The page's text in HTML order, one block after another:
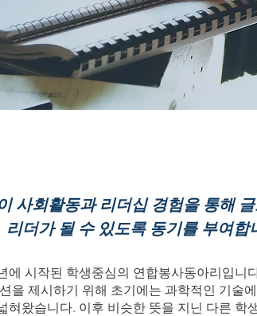
사회활동과 리더십 경험을 통해
리더가 될 수 있도록 동기를 부여합
에 시작된 학생중심의 연합봉사동아리입니
을 제시하기 위해 초기에는 과학적인 기술
혀왔습니다. 이후 비슷한 뜻을 지닌 다른 학